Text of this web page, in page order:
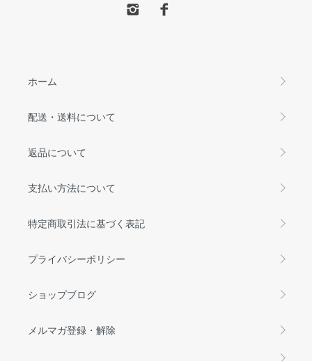
ホーム
配送・送料について
返品について
支払い方法について
特定商取引法に基づく表記
プライバシーポリシー
ショップブログ
メルマガ登録・解除